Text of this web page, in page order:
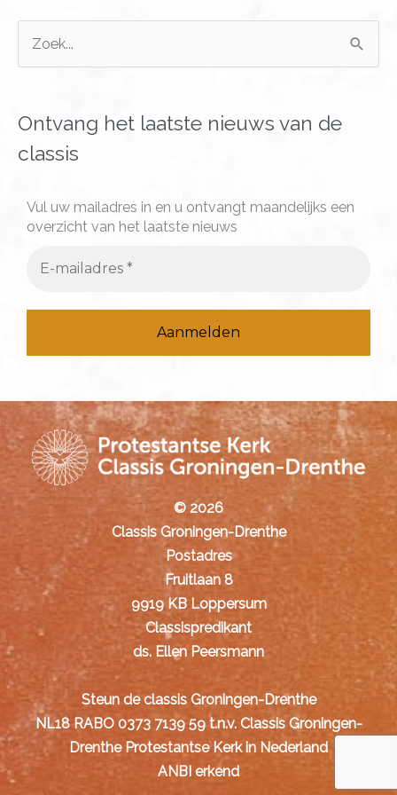
k
n
Ontvang het laatste nieuws van de
classis
Vul uw mailadres in en u ontvangt maandelijks een
overzicht van het laatste nieuws
© 2026
Classis Groningen-Drenthe
Postadres
Fruitlaan 8
9919 KB Loppersum
Classispredikant
ds. Ellen Peersmann
Steun de classis Groningen-Drenthe
NL18 RABO 0373 7139 59 t.n.v. Classis Groningen-
Drenthe Protestantse Kerk in Nederland
ANBI erkend